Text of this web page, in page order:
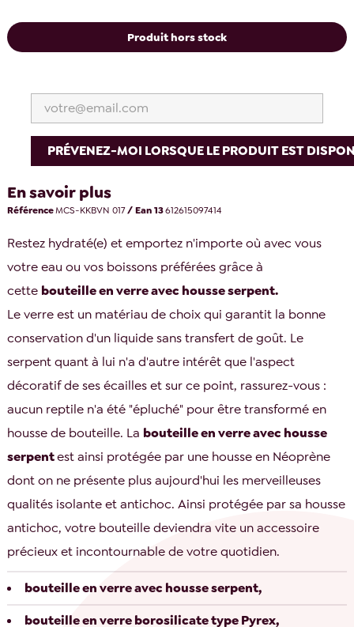
Produit hors stock
PRÉVENEZ-MOI LORSQUE LE PRODUIT EST
En savoir plus
RéférenceMCS-KKBVN 017/ Ean 13612615097414
Restez hydraté(e) et emportez n'importe où avec vous
votre eau ou vos boissons préférées grâce à
cette bouteille en verre avec housse serpent.
Le verre est un matériau de choix qui garantit la bonne
conservation d'un liquide sans transfert de goût. Le
serpent quant à lui n'a d'autre intérêt que l'aspect
décoratif de ses écailles et sur ce point, rassurez-vous :
aucun reptile n'a été "épluché" pour être transformé en
housse de bouteille. La bouteille en verre avec housse
serpentest ainsi protégée par une housse en Néoprène
dont on ne présente plus aujourd'hui les merveilleuses
qualités isolante et antichoc. Ainsi protégée par sa housse
antichoc, votre bouteille deviendra vite un accessoire
précieux et incontournable de votre quotidien.
bouteille en verre avec housse serpent,
bouteille en verre borosilicate type Pyrex,